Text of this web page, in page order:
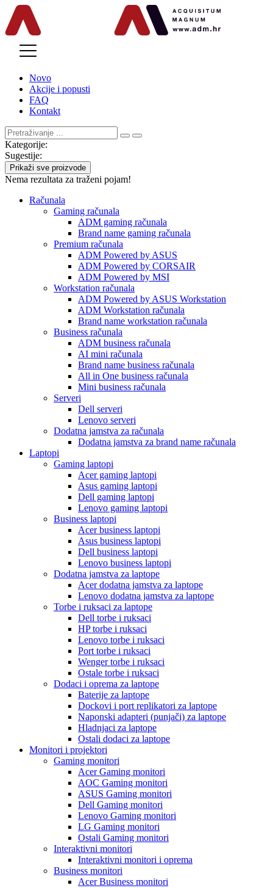
Novo
Akcije i popusti
FAQ
Kontakt
Kategorije:
Sugestije:
Prikaži sve proizvode
Nema rezultata za traženi pojam!
Računala
Gaming računala
ADM gaming računala
Brand name gaming računala
Premium računala
ADM Powered by ASUS
ADM Powered by CORSAIR
ADM Powered by MSI
Workstation računala
ADM Powered by ASUS Workstation
ADM Workstation računala
Brand name workstation računala
Business računala
ADM business računala
AI mini računala
Brand name business računala
All in One business računala
Mini business računala
Serveri
Dell serveri
Lenovo serveri
Dodatna jamstva za računala
Dodatna jamstva za brand name računala
Laptopi
Gaming laptopi
Acer gaming laptopi
Asus gaming laptopi
Dell gaming laptopi
Lenovo gaming laptopi
Business laptopi
Acer business laptopi
Asus business laptopi
Dell business laptopi
Lenovo business laptopi
Dodatna jamstva za laptope
Acer dodatna jamstva za laptope
Lenovo dodatna jamstva za laptope
Torbe i ruksaci za laptope
Dell torbe i ruksaci
HP torbe i ruksaci
Lenovo torbe i ruksaci
Port torbe i ruksaci
Wenger torbe i ruksaci
Ostale torbe i ruksaci
Dodaci i oprema za laptope
Baterije za laptope
Dockovi i port replikatori za laptope
Naponski adapteri (punjači) za laptope
Hladnjaci za laptope
Ostali dodaci za laptope
Monitori i projektori
Gaming monitori
Acer Gaming monitori
AOC Gaming monitori
ASUS Gaming monitori
Dell Gaming monitori
Lenovo Gaming monitori
LG Gaming monitori
Ostali Gaming monitori
Interaktivni monitori
Interaktivni monitori i oprema
Business monitori
Acer Business monitori